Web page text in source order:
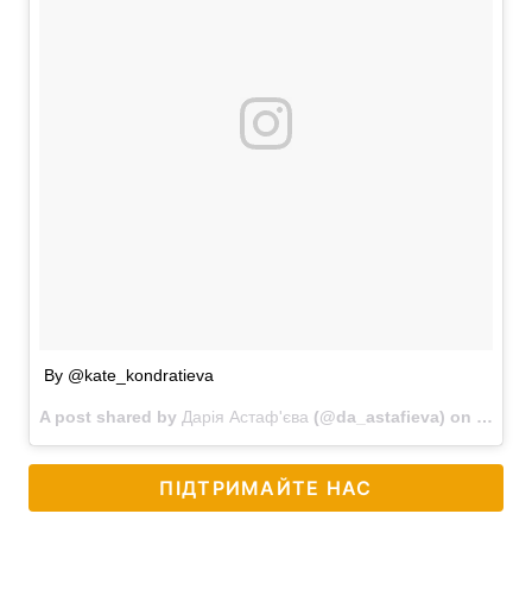
By @kate_kondratieva
A post shared by Дарія Астаф'єва (@da_astafieva) on May
ПІДТРИМАЙТЕ НАС